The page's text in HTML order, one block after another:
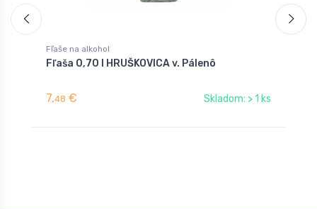
Fľaše na alkohol
Fľaša 0,70 l HRUŠKOVICA v. Pálenô
7,48 € Skladom: > 1 ks